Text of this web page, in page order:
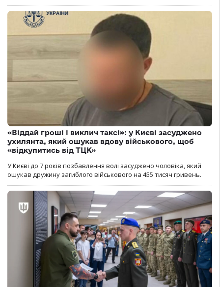
«Віддай гроші і виклич таксі»: у Києві засуджено
ухилянта, який ошукав вдову військового, щоб
«відкупитись від ТЦК»
У Києві до 7 років позбавлення волі засуджено чоловіка, який
ошукав дружину загиблого військового на 455 тисяч гривень.